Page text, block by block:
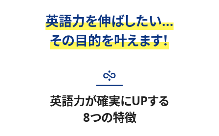
英語力を伸ばしたい...
その目的を叶えます！
英語力が確実にUPする
8つの特徴